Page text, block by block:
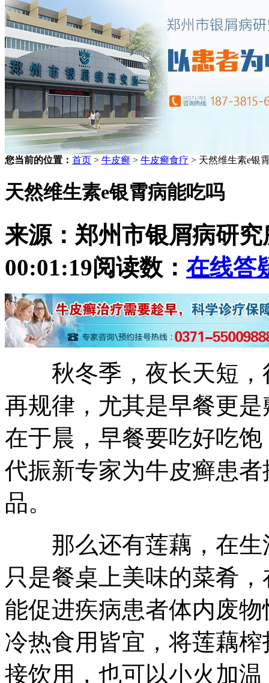
您当前的位置： 首页 > 牛皮癣 > 牛皮癣食疗 > 天然维生素e银
天然维生素e银霄病能吃吗
来源：郑州市银屑病研究
00:01:19阅读数： 在线答
秋冬季，夜长天短，
再规律，尤其是早餐更
在于晨，早餐要吃好吃
代振新专家为牛皮癣患
品。
那么还有莲藕，在生
只是餐桌上美味的菜肴
能促进疾病患者体内废
冷热食用皆宜，将莲藕
接饮用，也可以小火加